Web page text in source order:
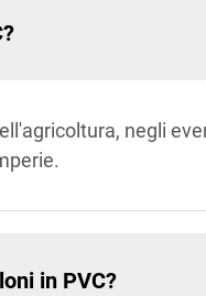
negli
in PVC?